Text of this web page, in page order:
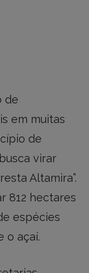
de
em muitas
de
virar
Altamira”.
812 hectares
espécies
o açaí.